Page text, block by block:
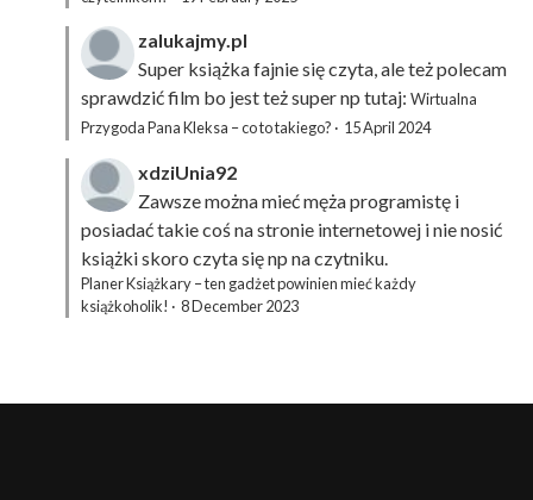
zalukajmy.pl
Super książka fajnie się czyta, ale też polecam
sprawdzić film bo jest też super np tutaj: Wirtualna
Przygoda Pana Kleksa – co to takiego? · 15 April 2024
xdziUnia92
Zawsze można mieć męża programistę i
posiadać takie coś na stronie internetowej i nie nosić
książki skoro czyta się np na czytniku.
Planer Książkary – ten gadżet powinien mieć każdy
książkoholik! · 8 December 2023